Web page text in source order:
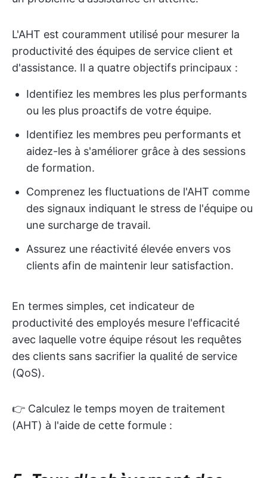
L'AHT est couramment utilisé pour mesurer la
productivité des équipes de service client et
d'assistance. Il a quatre objectifs principaux :
Identifiez les membres les plus performants
ou les plus proactifs de votre équipe.
Identifiez les membres peu performants et
aidez-les à s'améliorer grâce à des sessions
de formation.
Comprenez les fluctuations de l'AHT comme
des signaux indiquant le stress de l'équipe ou
une surcharge de travail.
Assurez une réactivité élevée envers vos
clients afin de maintenir leur satisfaction.
En termes simples, cet indicateur de
productivité des employés mesure l'efficacité
avec laquelle votre équipe résout les requêtes
des clients sans sacrifier la qualité de service
(QoS).
👉 Calculez le temps moyen de traitement
(AHT) à l'aide de cette formule :